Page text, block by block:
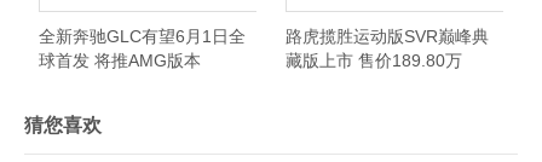
全新奔驰GLC有望6月1日全
球首发 将推AMG版本
路虎揽胜运动版SVR巅峰典
藏版上市 售价189.80万
猜您喜欢